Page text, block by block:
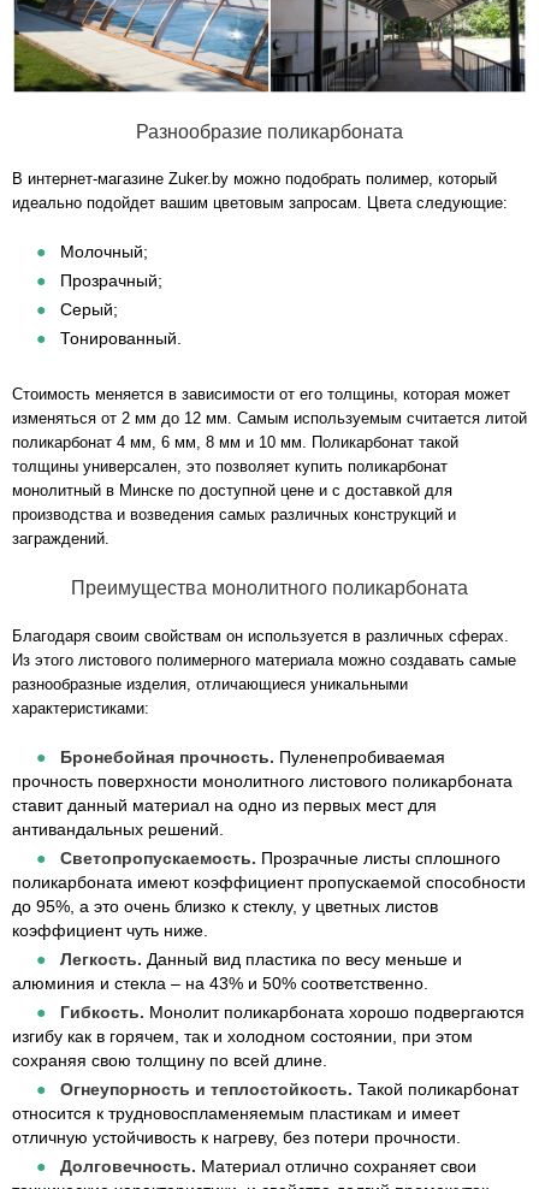
Разнообразие поликарбоната
В интернет-магазине Zuker.by можно подобрать полимер, который
идеально подойдет вашим цветовым запросам. Цвета следующие:
Молочный;
Прозрачный;
Серый;
Тонированный.
Стоимость меняется в зависимости от его толщины, которая может
изменяться от 2 мм до 12 мм. Самым используемым считается литой
поликарбонат 4 мм, 6 мм, 8 мм и 10 мм. Поликарбонат такой
толщины универсален, это позволяет купить поликарбонат
монолитный в Минске по доступной цене и с доставкой для
производства и возведения самых различных конструкций и
заграждений.
Преимущества монолитного поликарбоната
Благодаря своим свойствам он используется в различных сферах.
Из этого листового полимерного материала можно создавать самые
разнообразные изделия, отличающиеся уникальными
характеристиками:
Бронебойная прочность. Пуленепробиваемая
прочность поверхности монолитного листового поликарбоната
ставит данный материал на одно из первых мест для
антивандальных решений.
Светопропускаемость. Прозрачные листы сплошного
поликарбоната имеют коэффициент пропускаемой способности
до 95%, а это очень близко к стеклу, у цветных листов
коэффициент чуть ниже.
Легкость. Данный вид пластика по весу меньше и
алюминия и стекла – на 43% и 50% соответственно.
Гибкость. Монолит поликарбоната хорошо подвергаются
изгибу как в горячем, так и холодном состоянии, при этом
сохраняя свою толщину по всей длине.
Огнеупорность и теплостойкость. Такой поликарбонат
относится к трудновоспламеняемым пластикам и имеет
отличную устойчивость к нагреву, без потери прочности.
Долговечность. Материал отлично сохраняет свои